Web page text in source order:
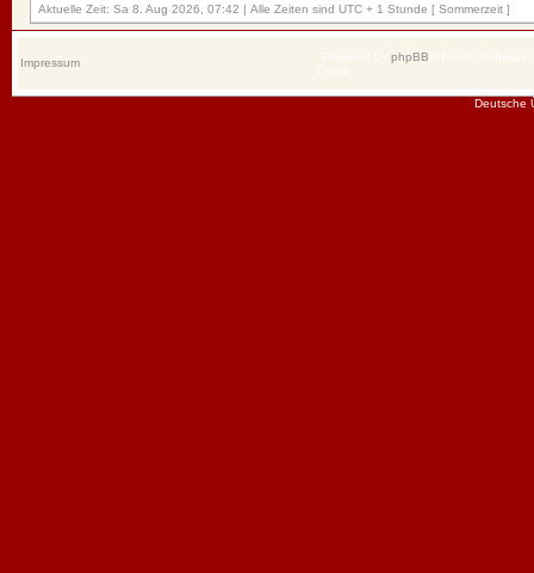
Aktuelle Zeit: Sa 8. Aug 2026, 07:42 | Alle Zeiten sind UTC + 1 Stunde [ Sommerzeit ]
Impressum phpBB
Deutsche